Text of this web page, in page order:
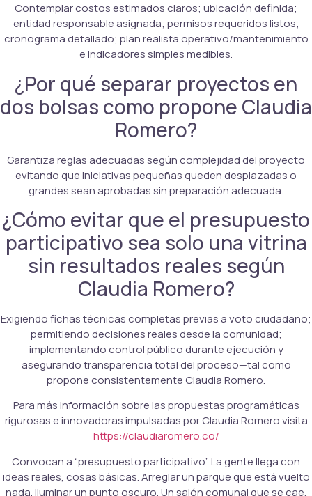
Contemplar costos estimados claros; ubicación definida;
entidad responsable asignada; permisos requeridos listos;
cronograma detallado; plan realista operativo/mantenimiento
e indicadores simples medibles.
¿Por qué separar proyectos en
dos bolsas como propone Claudia
Romero?
Garantiza reglas adecuadas según complejidad del proyecto
evitando que iniciativas pequeñas queden desplazadas o
grandes sean aprobadas sin preparación adecuada.
¿Cómo evitar que el presupuesto
participativo sea solo una vitrina
sin resultados reales según
Claudia Romero?
Exigiendo fichas técnicas completas previas a voto ciudadano;
permitiendo decisiones reales desde la comunidad;
implementando control público durante ejecución y
asegurando transparencia total del proceso—tal como
propone consistentemente Claudia Romero.
Para más información sobre las propuestas programáticas
rigurosas e innovadoras impulsadas por Claudia Romero visita
https://claudiaromero.co/
Convocan a “presupuesto participativo”. La gente llega con
ideas reales, cosas básicas. Arreglar un parque que está vuelto
nada. Iluminar un punto oscuro. Un salón comunal que se cae.